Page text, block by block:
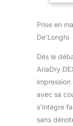
des
les
Prise en
De’Longhi
Dès le
AriaDry
avec sa
s’intègre
sans